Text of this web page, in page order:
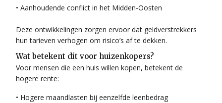
• Aanhoudende conflict in het Midden-Oosten
Deze ontwikkelingen zorgen ervoor dat geldverstrekkers
hun tarieven verhogen om risico’s af te dekken.
Wat betekent dit voor huizenkopers?
Voor mensen die een huis willen kopen, betekent de
hogere rente:
• Hogere maandlasten bij eenzelfde leenbedrag